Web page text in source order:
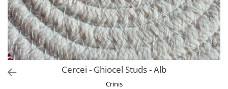
Friends
Fructe
Fundite
Monstera
Neon Collection
Cercei - Ghiocel Studs - Alb
Crinis